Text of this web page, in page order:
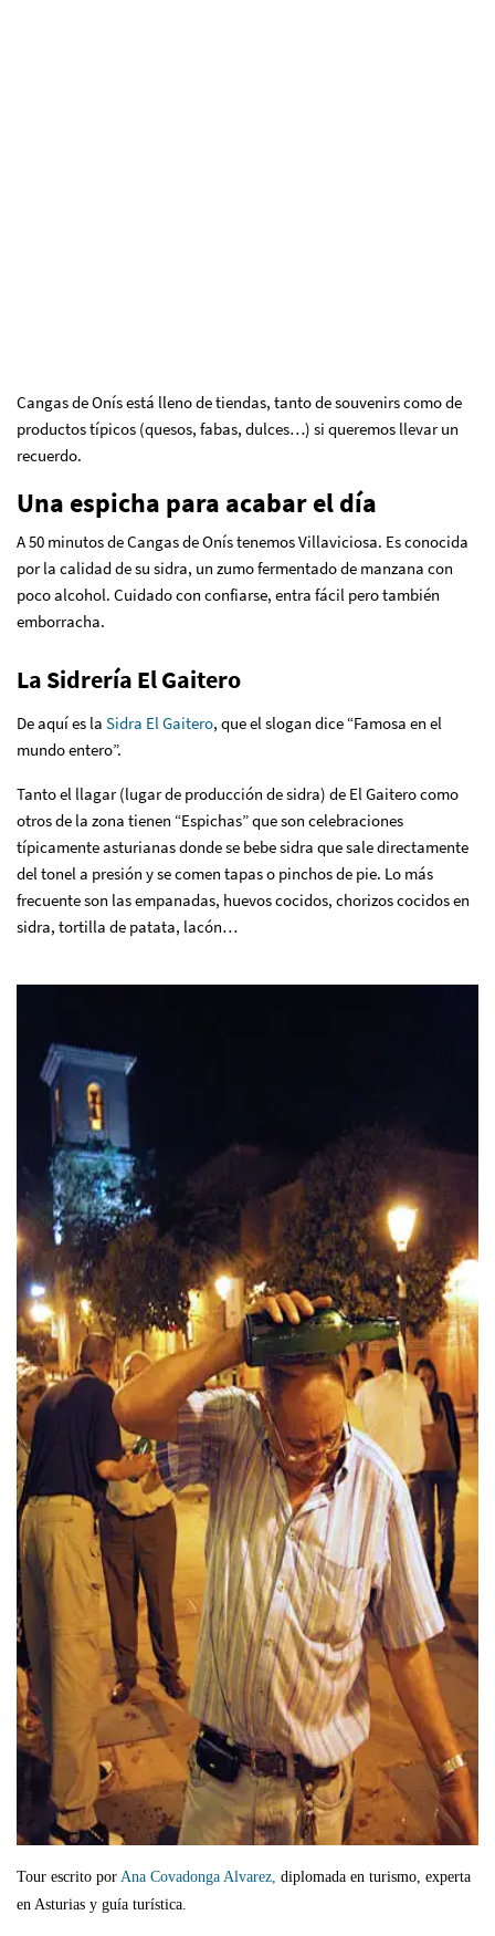
Cangas de Onís está lleno de tiendas, tanto de souvenirs como de
productos típicos (quesos, fabas, dulces…) si queremos llevar un
recuerdo.
Una espicha para acabar el día
A 50 minutos de Cangas de Onís tenemos Villaviciosa. Es conocida
por la calidad de su sidra, un zumo fermentado de manzana con
poco alcohol. Cuidado con confiarse, entra fácil pero también
emborracha.
La Sidrería El Gaitero
De aquí es la Sidra El Gaitero, que el slogan dice “Famosa en el
mundo entero”.
Tanto el llagar (lugar de producción de sidra) de El Gaitero como
otros de la zona tienen “Espichas” que son celebraciones
típicamente asturianas donde se bebe sidra que sale directamente
del tonel a presión y se comen tapas o pinchos de pie. Lo más
frecuente son las empanadas, huevos cocidos, chorizos cocidos en
sidra, tortilla de patata, lacón…
Tour escrito por Ana Covadonga Alvarez, diplomada en turismo, experta
en Asturias y guía turística.